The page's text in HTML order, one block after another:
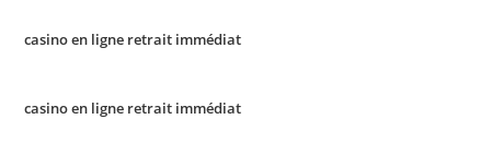
casino en ligne retrait immédiat
casino en ligne retrait immédiat